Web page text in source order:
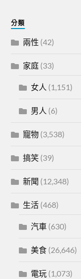
分類
兩性 (42)
家庭 (33)
女人 (1,151)
男人 (6)
寵物 (3,538)
搞笑 (39)
新聞 (12,348)
生活 (468)
汽車 (630)
美食 (26,646)
電玩 (1,073)